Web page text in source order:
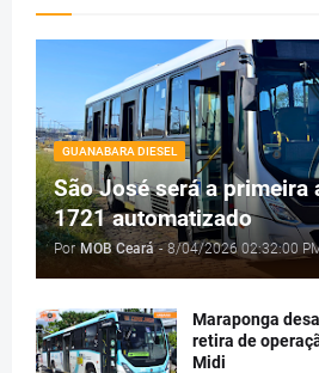
GUANABARA DIESEL
São José será a primeira
1721 automatizado
Por MOB Ceará - 8/04/2026 02:32:00
Maraponga
retira de
Midi